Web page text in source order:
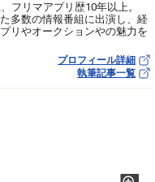
フリマアプリ歴10年以上。
多数の情報番組に出演し、経
リやオークションやの魅力を
プロフィール詳細
執筆記事一覧